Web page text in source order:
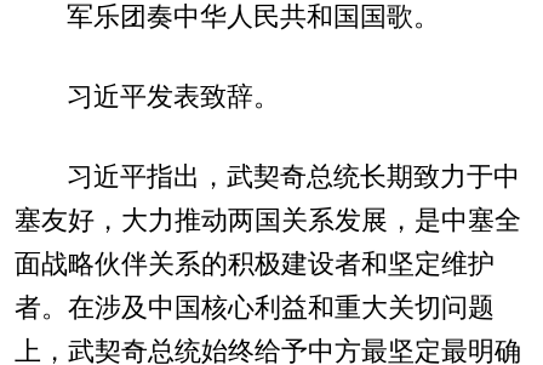
军乐团奏中华人民共和国国歌。
习近平发表致辞。
习近平指出，武契奇总统长期致力于中
塞友好，大力推动两国关系发展，是中塞全
面战略伙伴关系的积极建设者和坚定维护
者。在涉及中国核心利益和重大关切问题
上，武契奇总统始终给予中方最坚定最明确